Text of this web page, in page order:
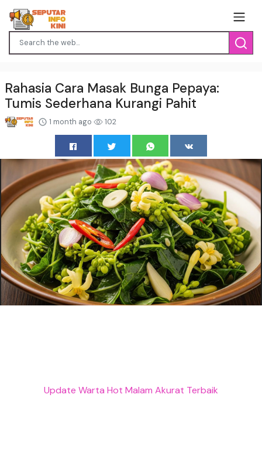
Rahasia Cara Masak Bunga Pepaya:
Tumis Sederhana Kurangi Pahit
1 month ago 102
Update Warta Hot Malam Akurat Terbaik